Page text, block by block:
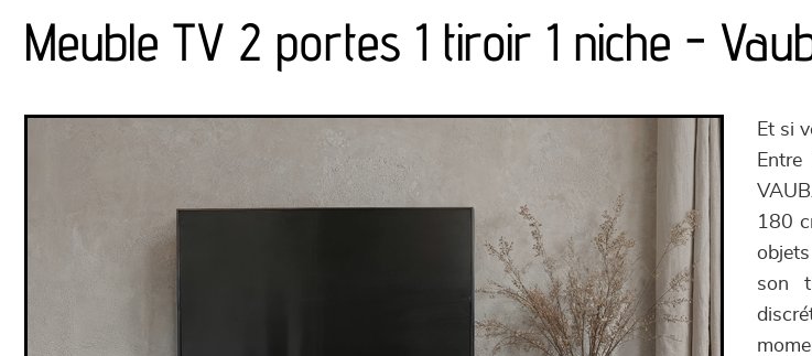
Meuble TV 2 portes 1 tiroir 1 niche -
Et si
180
son